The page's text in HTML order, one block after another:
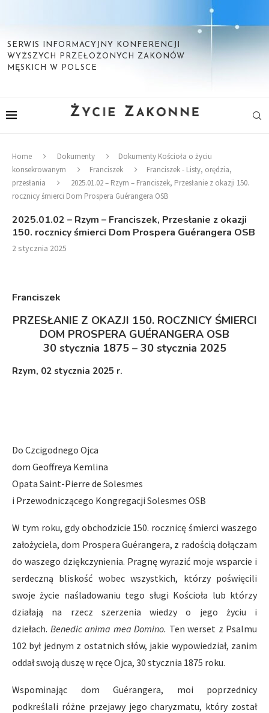
SERWIS INFORMACYJNY KONFERENCJI
WYŻSZYCH PRZEŁOŻONYCH ZAKONÓW
MĘSKICH W POLSCE
Home Dokumenty
Dokumenty Kościoła o życiu
konsekrowanym
Franciszek
Franciszek - Listy, orędzia,
przesłania
2025.01.02 – Rzym – Franciszek, Przesłanie z okazji 150.
rocznicy śmierci Dom Prospera Guérangera OSB
2025.01.02 – Rzym – Franciszek, Przesłanie z okazji
150. rocznicy śmierci Dom Prospera Guérangera OSB
2 stycznia 2025
Franciszek
PRZESŁANIE Z OKAZJI 150. ROCZNICY ŚMIERCI
DOM PROSPERA GUÉRANGERA OSB
30 stycznia 1875 – 30 stycznia 2025
Rzym, 02 stycznia 2025 r.
Do Czcigodnego Ojca
dom Geoffreya Kemlina
Opata Saint-Pierre de Solesmes
i Przewodniczącego Kongregacji Solesmes OSB
W tym roku, gdy obchodzicie 150. rocznicę śmierci waszego
założyciela, dom Prospera Guérangera, z radością dołączam
do waszego dziękczynienia. Pragnę wyrazić moje wsparcie i
serdeczną bliskość wobec wszystkich, którzy poświęcili
swoje życie naśladowaniu tego sługi Kościoła lub którzy
działają na rzecz szerzenia wiedzy o jego życiu i
dziełach. Benedic anima mea Domino. Ten werset z Psalmu
102 był jednym z ostatnich słów, jakie wypowiedział, zanim
oddał swoją duszę w ręce Ojca, 30 stycznia 1875 roku.
Wspominając dom Guérangera, moi poprzednicy
podkreślali różne przejawy jego charyzmatu, który został